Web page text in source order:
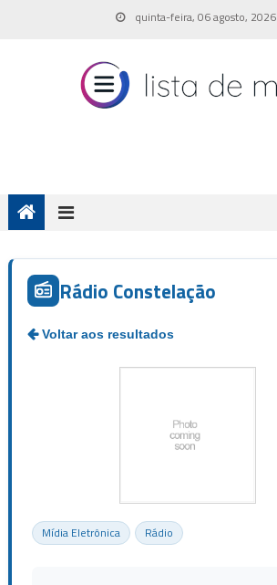
quinta-feira, 06 agosto, 2026
Rádio Constelação
Mídia Eletrônica Rádio